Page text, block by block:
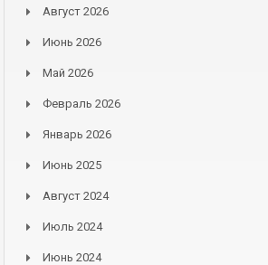
Август 2026
Июнь 2026
Май 2026
Февраль 2026
Январь 2026
Июнь 2025
Август 2024
Июль 2024
Июнь 2024